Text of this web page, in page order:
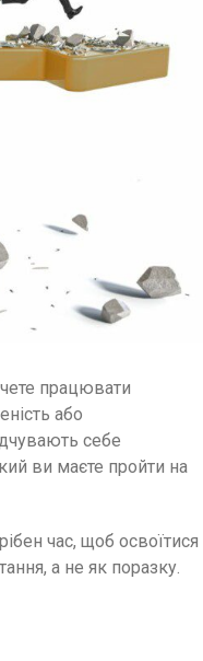
працювати
або
себе
ви маєте пройти на
час, щоб освоїтися
а не як поразку.